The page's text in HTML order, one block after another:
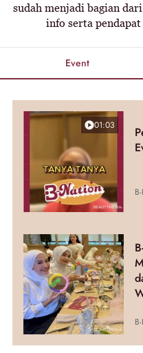
sudah menjadi bagian
info serta
Event
01:03